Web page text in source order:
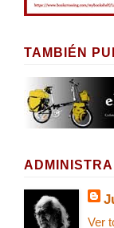
TAMBIÉN
Ver